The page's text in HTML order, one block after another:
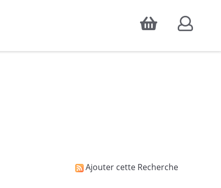
Accepter
d'audience, ainsi que pour
Ajouter cette Recherche